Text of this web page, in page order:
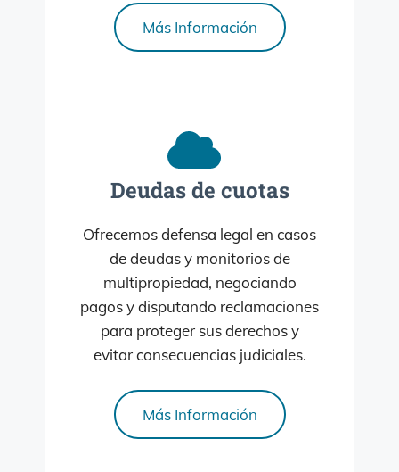
Más Información
Deudas de cuotas
Ofrecemos defensa legal en casos
de deudas y monitorios de
multipropiedad, negociando
pagos y disputando reclamaciones
para proteger sus derechos y
evitar consecuencias judiciales.
Más Información